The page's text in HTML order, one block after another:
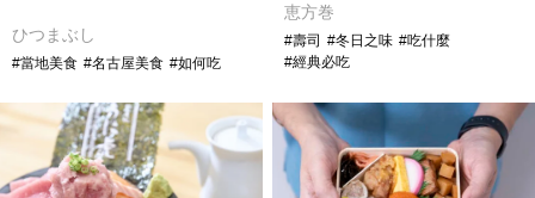
ひつまぶし
#當地美食 #名古屋美食 #如何吃
恵方巻
#壽司 #冬日之味 #吃什麼
#經典必吃